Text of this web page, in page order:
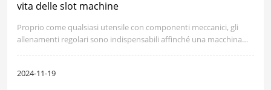
vita delle slot machine
Proprio come qualsiasi utensile con componenti meccanici, gli
allenamenti regolari sono indispensabili affinché una macchina
Indipendentemente dal fatto che la macchina sia una versione
2024-11-19